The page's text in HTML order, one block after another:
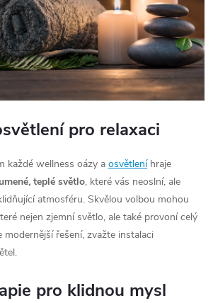
pro relaxaci
každé wellness oázy a osvětleníhraje
teplé světlo, které vás neoslní, ale
atmosféru. Skvělou volbou mohou
nejen zjemní světlo, ale také provoní celý
řešení, zvažte instalaci
pro klidnou mysl